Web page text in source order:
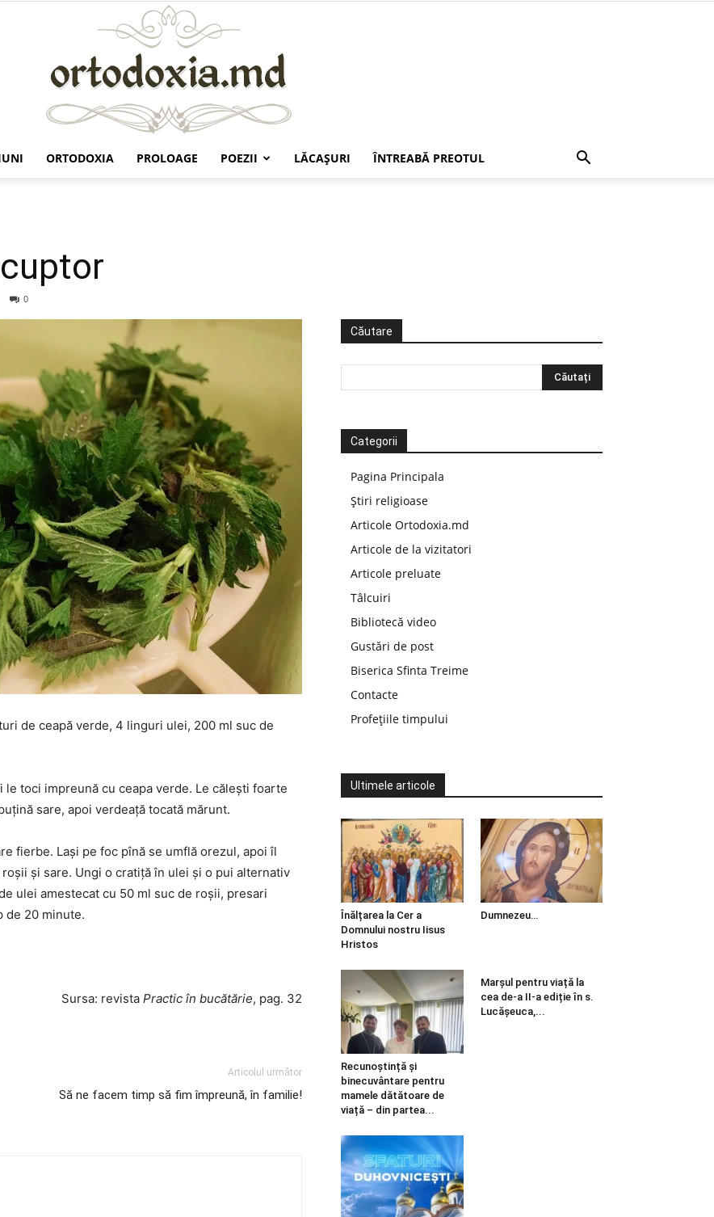
ORTODOXIA PROLOAGE POEZII LĂCAŞURI ÎNTREABĂ PREOTUL
0
de ceapă verde, 4 linguri ulei, 200 ml suc de
toci impreună cu ceapa verde. Le călești foarte
sare, apoi verdeață tocată mărunt.
fierbe. Lași pe foc pînă se umflă orezul, apoi îl
și sare. Ungi o cratiță în ulei și o pui alternativ
ulei amestecat cu 50 ml suc de roșii, presari
de 20 minute.
Sursa: revista Practic în bucătărie, pag. 32
Articolul următor
Să ne facem timp să fim împreună, în familie!
Căutare
Categorii
Pagina Principala
Știri religioase
Articole Ortodoxia.md
Articole de la vizitatori
Articole preluate
Tâlcuiri
Bibliotecă video
Gustări de post
Biserica Sfinta Treime
Contacte
Profețiile timpului
Ultimele articole
Înălțarea la Cer a
Domnului nostru Iisus
Hristos
Dumnezeu…
Recunoștință și
binecuvântare pentru
mamele dătătoare de
viață – din partea...
Marșul pentru viață la
cea de-a II-a ediție în s.
Lucășeuca,...